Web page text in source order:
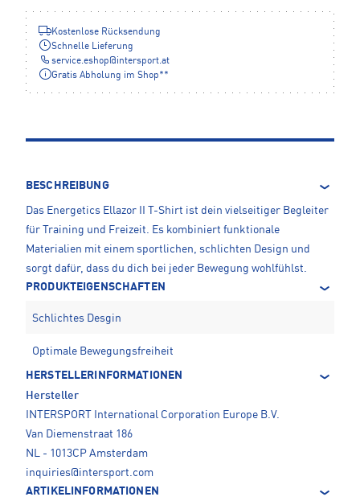
Kostenlose Rücksendung
Schnelle Lieferung
service.eshop@intersport.at
Gratis Abholung im Shop**
BESCHREIBUNG
Das Energetics Ellazor II T-Shirt ist dein vielseitiger Begleiter
für Training und Freizeit. Es kombiniert funktionale
Materialien mit einem sportlichen, schlichten Design und
sorgt dafür, dass du dich bei jeder Bewegung wohlfühlst.
PRODUKTEIGENSCHAFTEN
Schlichtes Desgin
Optimale Bewegungsfreiheit
HERSTELLERINFORMATIONEN
Hersteller
INTERSPORT International Corporation Europe B.V.
Van Diemenstraat 186
NL - 1013CP Amsterdam
inquiries@intersport.com
ARTIKELINFORMATIONEN